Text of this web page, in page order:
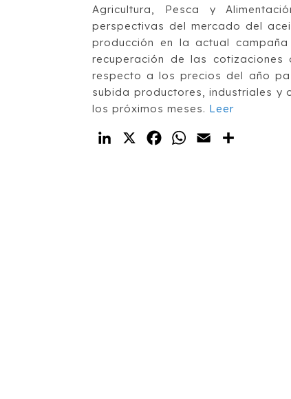
Agricultura, Pesca y
perspectivas del mercado del
producción en la actual
recuperación de las
respecto a los precios del año
subida productores, industriales y
los próximos meses. Leer
LinkedIn
X FacebookWhatsApp
Email